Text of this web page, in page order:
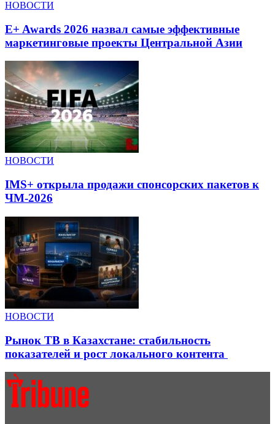
НОВОСТИ
E+ Awards 2026 назвал самые эффективные
маркетинговые проекты Центральной Азии
НОВОСТИ
IMS+ открыла продажи спонсорских пакетов к
ЧМ-2026
НОВОСТИ
Рынок ТВ в Казахстане: стабильность
показателей и рост локального контента